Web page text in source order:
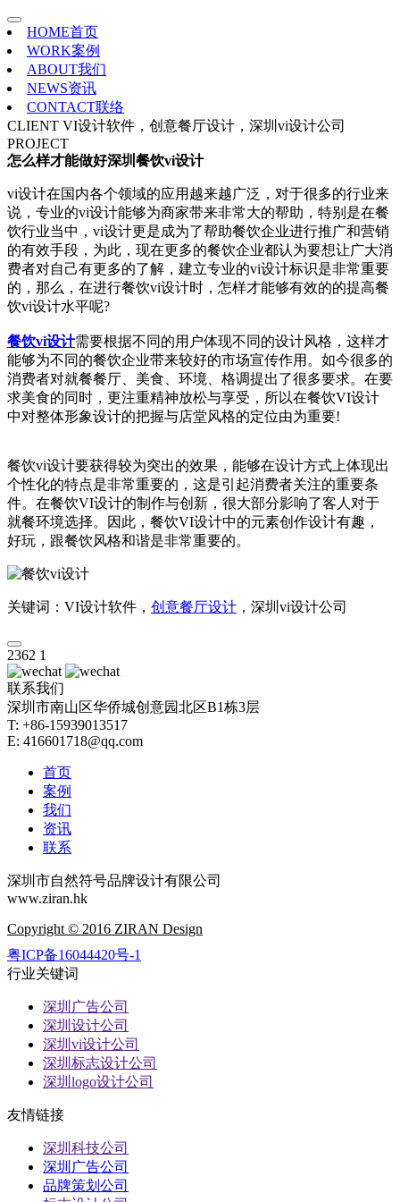
HOME首页
WORK案例
ABOUT我们
NEWS资讯
CONTACT联络
CLIENT VI设计软件，创意餐厅设计，深圳vi设计公司
PROJECT
怎么样才能做好深圳餐饮vi设计
vi设计在国内各个领域的应用越来越广泛，对于很多的行业来
说，专业的vi设计能够为商家带来非常大的帮助，特别是在餐
饮行业当中，vi设计更是成为了帮助餐饮企业进行推广和营销
的有效手段，为此，现在更多的餐饮企业都认为要想让广大消
费者对自己有更多的了解，建立专业的vi设计标识是非常重要
的，那么，在进行餐饮vi设计时，怎样才能够有效的的提高餐
饮vi设计水平呢?
餐饮vi设计需要根据不同的用户体现不同的设计风格，这样才
能够为不同的餐饮企业带来较好的市场宣传作用。如今很多的
消费者对就餐餐厅、美食、环境、格调提出了很多要求。在要
求美食的同时，更注重精神放松与享受，所以在餐饮VI设计
中对整体形象设计的把握与店堂风格的定位由为重要!
餐饮vi设计要获得较为突出的效果，能够在设计方式上体现出
个性化的特点是非常重要的，这是引起消费者关注的重要条
件。在餐饮VI设计的制作与创新，很大部分影响了客人对于
就餐环境选择。因此，餐饮VI设计中的元素创作设计有趣，
好玩，跟餐饮风格和谐是非常重要的。
关键词：VI设计软件， 创意餐厅设计 ，深圳vi设计公司
2362 1
联系我们
深圳市南山区华侨城创意园北区B1栋3层
T: +86-15939013517
E: 416601718@qq.com
首页
案例
我们
资讯
联系
深圳市自然符号品牌设计有限公司
www.ziran.hk
Copyright © 2016 ZIRAN Design
粤ICP备16044420号-1
行业关键词
深圳广告公司
深圳设计公司
深圳vi设计公司
深圳标志设计公司
深圳logo设计公司
友情链接
深圳科技公司
深圳广告公司
品牌策划公司